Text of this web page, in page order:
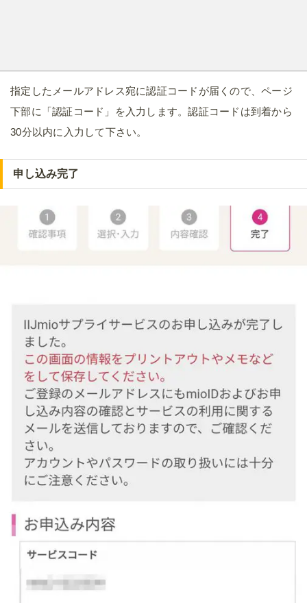
指定したメールアドレス宛に認証コードが届くので、ページ
下部に「認証コード」を入力します。認証コードは到着から
30分以内に入力して下さい。
申し込み完了